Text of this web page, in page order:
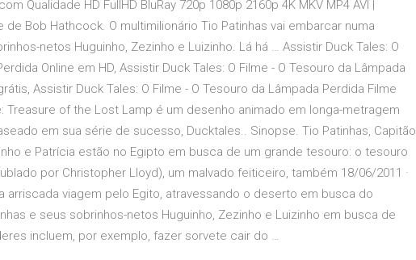
Qualidade HD FullHD BluRay 720p 1080p 2160p 4K MKV MP4 AVI |
de Bob Hathcock. O multimilionário Tio Patinhas vai embarcar numa
netos Huguinho, Zezinho e Luizinho. Lá há … Assistir Duck Tales: O
Online em HD, Assistir Duck Tales: O Filme - O Tesouro da Lâmpada
Assistir Duck Tales: O Filme - O Tesouro da Lâmpada Perdida Filme
Treasure of the Lost Lamp é um desenho animado em longa-metragem
em sua série de sucesso, Ducktales.. Sinopse. Tio Patinhas, Capitão
e Patrícia estão no Egipto em busca de um grande tesouro: o tesouro
por Christopher Lloyd), um malvado feiticeiro, também 18/06/2011 ·
arriscada viagem pelo Egito, atravessando o deserto em busca do
e seus sobrinhos-netos Huguinho, Zezinho e Luizinho em busca de
incluem, por exemplo, fazer sorvete cair do …